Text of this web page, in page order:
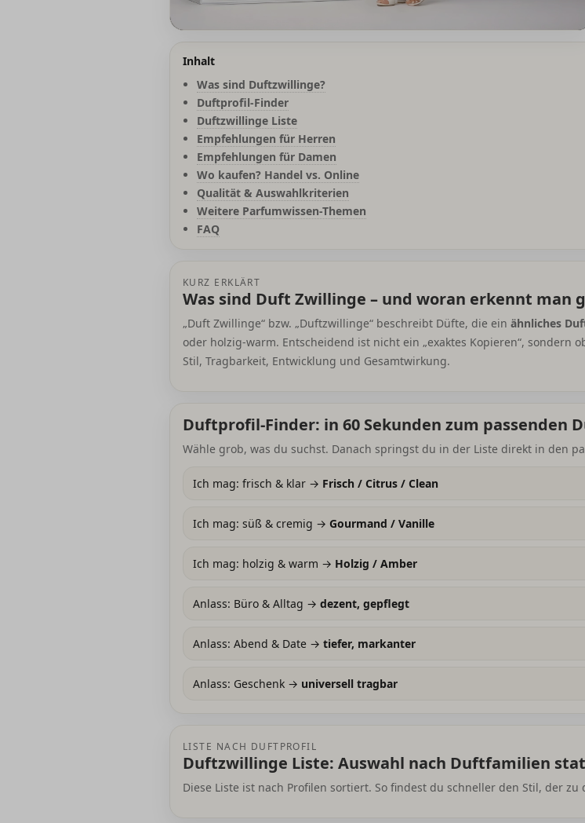
Inhalt
Was sind Duftzwillinge?
Duftprofil-Finder
Duftzwillinge Liste
Empfehlungen für Herren
Empfehlungen für Damen
Wo kaufen? Handel vs. Online
Qualität & Auswahlkriterien
Weitere Parfumwissen-Themen
FAQ
KURZ ERKLÄRT
Was sind Duft Zwillinge – und woran erkennt man
„Duft Zwillinge“ bzw. „Duftzwillinge“ beschreibt Düfte, die ein ähnliches
oder holzig-warm. Entscheidend ist nicht ein „exaktes Kopieren“, sondern
Stil, Tragbarkeit, Entwicklung und Gesamtwirkung.
Duftprofil-Finder: in 60 Sekunden zum passenden
Wähle grob, was du suchst. Danach springst du in der Liste direkt in den
Ich mag: frisch & klar → Frisch / Citrus / Clean
Ich mag: süß & cremig → Gourmand / Vanille
Ich mag: holzig & warm → Holzig / Amber
Anlass: Büro & Alltag → dezent, gepflegt
Anlass: Abend & Date → tiefer, markanter
Anlass: Geschenk → universell tragbar
LISTE NACH DUFTPROFIL
Duftzwillinge Liste: Auswahl nach Duftfamilien
Diese Liste ist nach Profilen sortiert. So findest du schneller den Stil, der